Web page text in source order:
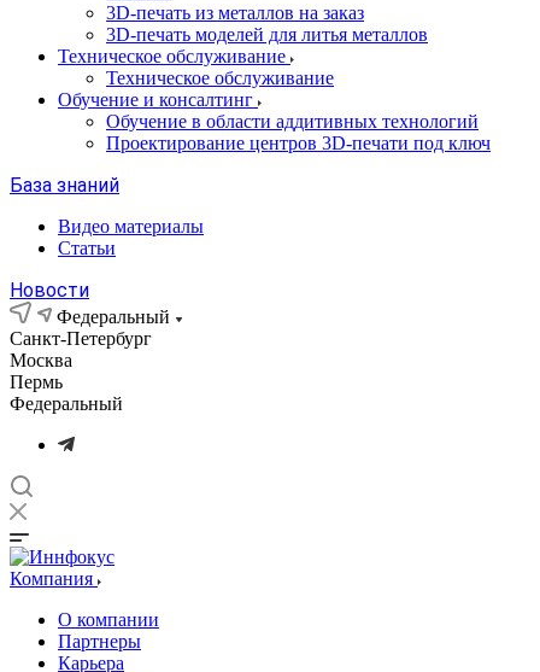
3D-печать из металлов на заказ
3D-печать моделей для литья металлов
Техническое обслуживание
Техническое обслуживание
Обучение и консалтинг
Обучение в области аддитивных технологий
Проектирование центров 3D-печати под ключ
База знаний
Видео материалы
Статьи
Новости
Федеральный
Санкт-Петербург
Москва
Пермь
Федеральный
Компания
О компании
Партнеры
Карьера